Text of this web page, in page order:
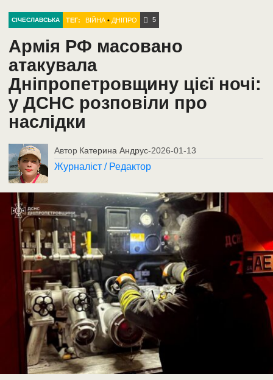
СІЧЕСЛАВСЬКА ТЕГ: ВІЙНА • ДНІПРО 5
Армія РФ масовано
атакувала
Дніпропетровщину цієї ночі:
у ДСНС розповіли про
наслідки
Автор Катерина Андрус-2026-01-13
Журналіст / Редактор